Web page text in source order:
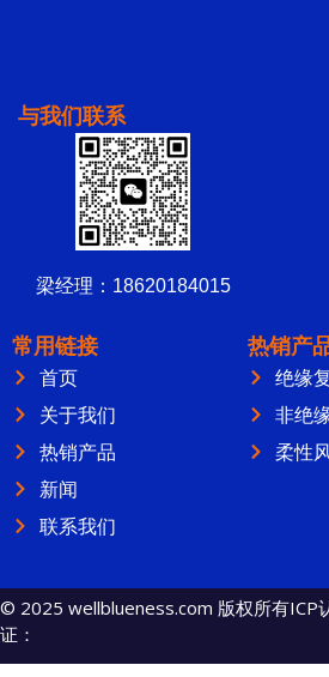
与我们联系
梁经理：18620184015
常用链接
首页
关于我们
热销产品
新闻
联系我们
热销产
绝缘
非绝
柔性
© 2025 wellblueness.com 版权所有ICP
证：